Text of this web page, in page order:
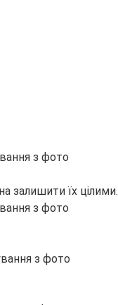
залишити їх цілими.